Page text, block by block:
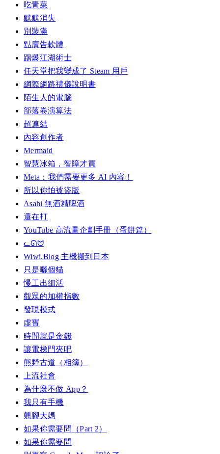
吃青菜
默默消失
別裝滿
點廣告軟體
踢爆江湖術士
任天堂把我變成了 Steam 用戶
網際網路禮儀說明書
陌生人的電腦
部落卷演算法
超連結
內容創作者
Mermaid
智慧冰箱，智障才買
Meta：我們需要更多 AI 內容！
所以你怕被盜版
Asahi 無酒精啤酒
還在打
YouTube 高流量企劃手冊（蛋餅篇）
ᓚᘏᗢ
Wiwi.Blog 主機搬到日本
只是曬個貓
慢工出細活
觀眾的加權指數
發現模式
虛寶
時間就是金錢
讓電梯門夾吧
熊野古道（相簿）
上流社會
為什麼不做 App？
我只有手機
翹腳大媽
如果你需要問（Part 2）
如果你需要問